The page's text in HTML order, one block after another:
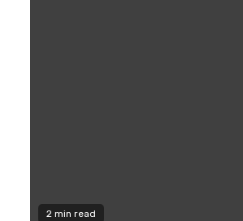
2 min read